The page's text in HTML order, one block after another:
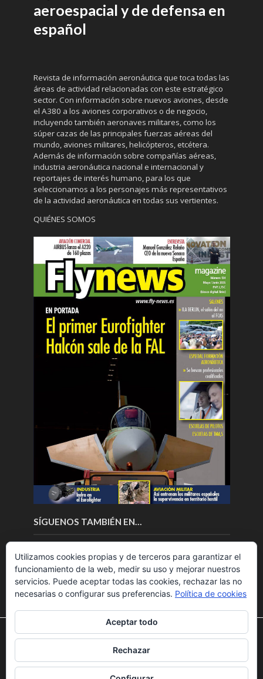
aeroespacial y de defensa en
español
Revista de información aeronáutica que toca todas las
áreas de actividad relacionadas con este estratégico
sector. Con información sobre nuevos aviones, desde
el A380 a los aviones corporativos o de negocio,
incluyendo también aeronaves militares, como los
súper cazas de las principales fuerzas aéreas del
mundo, aviones militares, helicópteros, etcétera.
Además de información sobre compañías aéreas,
industria aeronáutica nacional e internacional y
reportajes de interés humano, para los que
seleccionamos a los personajes más representativos
de la actividad aeronáutica en todas sus vertientes.
QUIÉNES SOMOS
SÍGUENOS TAMBIÉN EN…
Copyright © 2018.Fly News.Noticias aerospacial
UAS aviación comercial
Utilizamos cookies para ofrecerte la mejor experiencia en
nuestra web.
Puedes aprender más sobre qué cookies utilizamos o
desactivarlas en losajustes.
Utilizamos cookies propias y de terceros para garantizar el
funcionamiento de la web, medir su uso y mejorar nuestros
servicios. Puede aceptar todas las cookies, rechazar las no
necesarias o configurar sus preferencias. Política de cookies
Aceptar todo
Rechazar